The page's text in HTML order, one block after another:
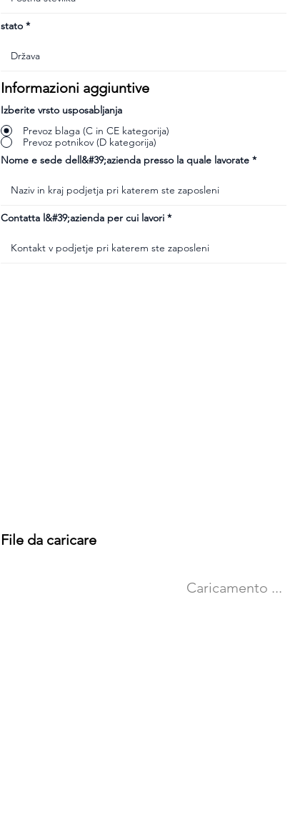
stato
Informazioni aggiuntive
Izberite vrsto usposabljanja
Prevoz blaga (C in CE kategorija)
Prevoz potnikov (D kategorija)
Nome e sede dell&#39;azienda presso la quale lavorate
Contatta l&#39;azienda per cui lavori
File da caricare
Caricamento ...